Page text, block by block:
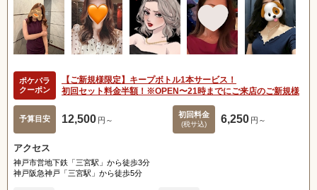
ポケパラ
クーポン
【ご新規様限定】キープボトル1本サービス！
初回セット料金半額！※OPEN〜21時までにご来店のご新規様
予算目安 12,500 円～
初回料金
(税サ込) 6,250 円～
アクセス
神戸市営地下鉄「三宮駅」から徒歩3分
神戸阪急神戸「三宮駅」から徒歩5分